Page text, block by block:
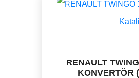
RENAULT
KONVERTÖR